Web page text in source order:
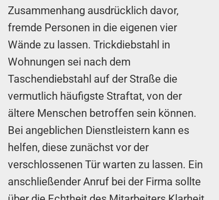
Zusammenhang ausdrücklich davor,
fremde Personen in die eigenen vier
Wände zu lassen. Trickdiebstahl in
Wohnungen sei nach dem
Taschendiebstahl auf der Straße die
vermutlich häufigste Straftat, von der
ältere Menschen betroffen sein können.
Bei angeblichen Dienstleistern kann es
helfen, diese zunächst vor der
verschlossenen Tür warten zu lassen. Ein
anschließender Anruf bei der Firma sollte